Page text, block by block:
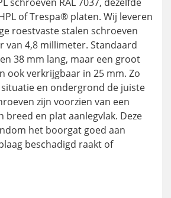
of Trespa® platen. Wij leveren
roestvaste stalen schroeven
van 4,8 millimeter. Standaard
38 mm lang, maar een groot
ook verkrijgbaar in 25 mm. Zo
en ondergrond de juiste
zijn voorzien van een
breed en plat aanlegvlak. Deze
het boorgat goed aan
beschadigd raakt of